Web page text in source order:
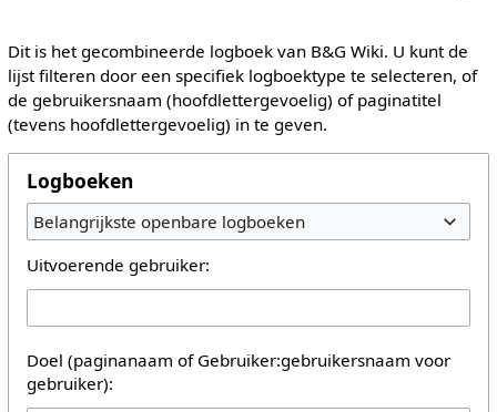
Dit is het gecombineerde logboek van B&G Wiki. U kunt de
lijst filteren door een specifiek logboektype te selecteren, of
de gebruikersnaam (hoofdlettergevoelig) of paginatitel
(tevens hoofdlettergevoelig) in te geven.
Logboeken
Belangrijkste openbare logboeken
Uitvoerende gebruiker:
Doel (paginanaam of Gebruiker:gebruikersnaam voor
gebruiker):